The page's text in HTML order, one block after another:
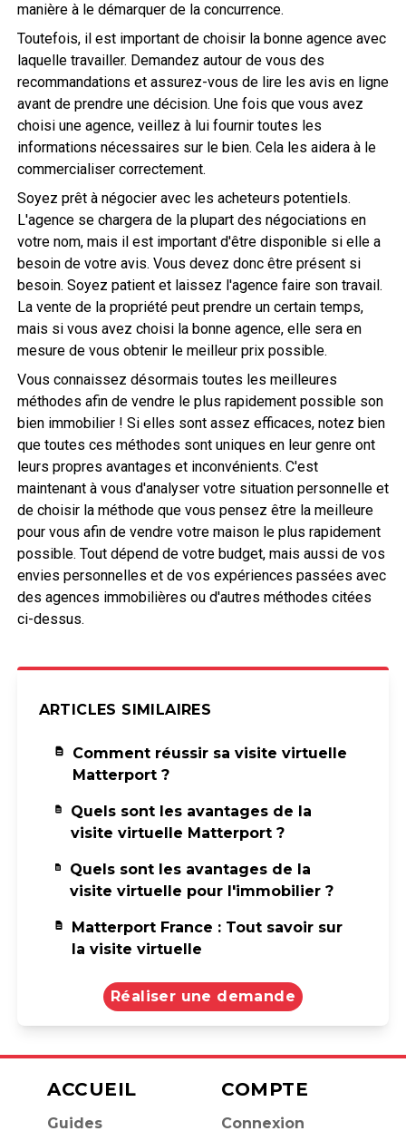
manière à le démarquer de la concurrence.
Toutefois, il est important de choisir la bonne agence avec
laquelle travailler. Demandez autour de vous des
recommandations et assurez-vous de lire les avis en ligne
avant de prendre une décision. Une fois que vous avez
choisi une agence, veillez à lui fournir toutes les
informations nécessaires sur le bien. Cela les aidera à le
commercialiser correctement.
Soyez prêt à négocier avec les acheteurs potentiels.
L'agence se chargera de la plupart des négociations en
votre nom, mais il est important d'être disponible si elle a
besoin de votre avis. Vous devez donc être présent si
besoin. Soyez patient et laissez l'agence faire son travail.
La vente de la propriété peut prendre un certain temps,
mais si vous avez choisi la bonne agence, elle sera en
mesure de vous obtenir le meilleur prix possible.
Vous connaissez désormais toutes les meilleures
méthodes afin de vendre le plus rapidement possible son
bien immobilier ! Si elles sont assez efficaces, notez bien
que toutes ces méthodes sont uniques en leur genre ont
leurs propres avantages et inconvénients. C'est
maintenant à vous d'analyser votre situation personnelle et
de choisir la méthode que vous pensez être la meilleure
pour vous afin de vendre votre maison le plus rapidement
possible. Tout dépend de votre budget, mais aussi de vos
envies personnelles et de vos expériences passées avec
des agences immobilières ou d'autres méthodes citées
ci-dessus.
ARTICLES SIMILAIRES
Comment réussir sa visite virtuelle
Matterport ?
Quels sont les avantages de la
visite virtuelle Matterport ?
Quels sont les avantages de la
visite virtuelle pour l'immobilier ?
Matterport France : Tout savoir sur
la visite virtuelle
Réaliser une demande
ACCUEIL
Guides
COMPTE
Connexion